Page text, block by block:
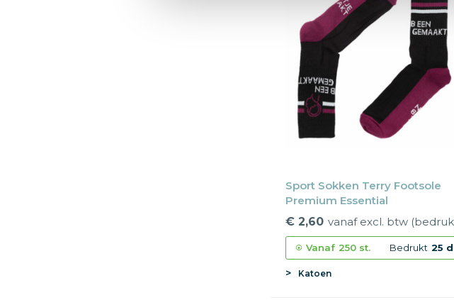
Sport Sokken Terry Footsole
Premium Essential
€ 2,60 vanaf excl. btw
Vanaf 250 st. Bedrukt 25 d
Katoen